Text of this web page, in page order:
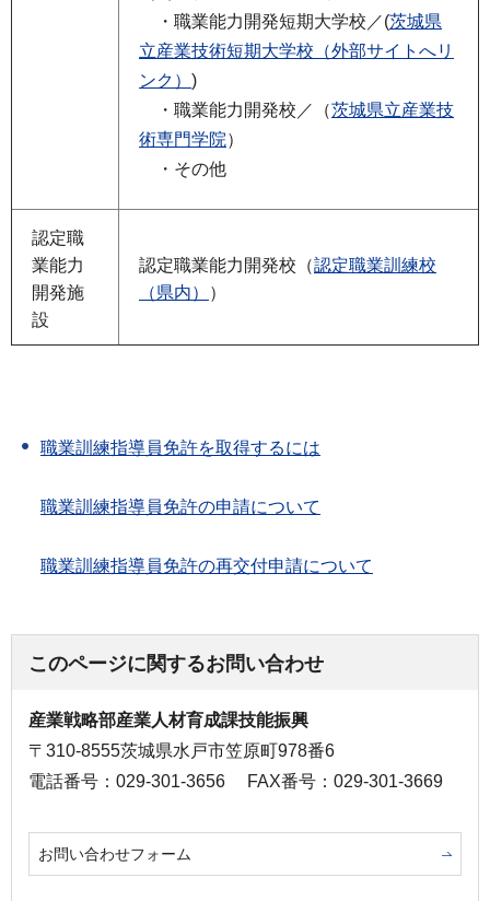
・職業能力開発短期大学校／(茨城県
立産業技術短期大学校（外部サイトへリ
ンク） )
・職業能力開発校／（茨城県立産業技
術専門学院）
・その他
認定職
業能力
開発施
設
認定職業能力開発校（認定職業訓練校
（県内）
）
職業訓練指導員免許を取得するには
職業訓練指導員免許の申請について
職業訓練指導員免許の再交付申請について
このページに関するお問い合わせ
産業戦略部産業人材育成課技能振興
〒310-8555茨城県水戸市笠原町978番6
電話番号：029-301-3656
FAX番号：029-301-3669
お問い合わせフォーム